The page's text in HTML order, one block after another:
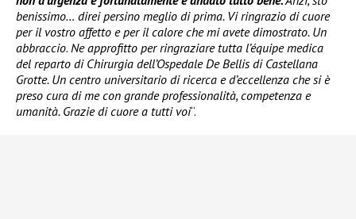
benissimo… direi persino meglio di prima. Vi ringrazio di cuore
per il vostro affetto e per il calore che mi avete dimostrato. Un
abbraccio. Ne approfitto per ringraziare tutta l’équipe medica
del reparto di Chirurgia dell’Ospedale De Bellis di Castellana
Grotte. Un centro universitario di ricerca e d’eccellenza che si è
preso cura di me con grande professionalità, competenza e
umanità. Grazie di cuore a tutti voi“.